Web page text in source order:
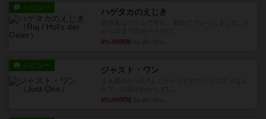
レビュー ハゲタカのえじき
約14時間前
レビュー ジャスト・ワン
約14時間前